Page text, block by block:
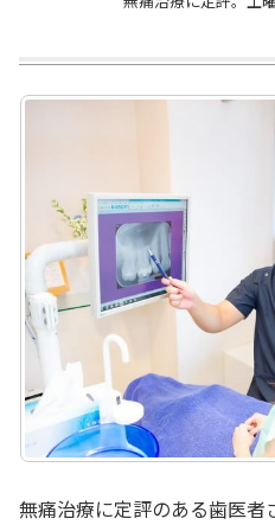
無痛治療に定評のある歯医者